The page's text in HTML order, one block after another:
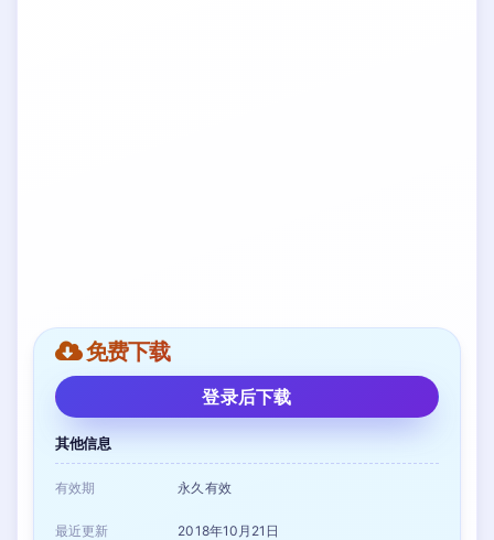
免费下载
登录后下载
其他信息
有效期 永久有效
最近更新 2018年10月21日